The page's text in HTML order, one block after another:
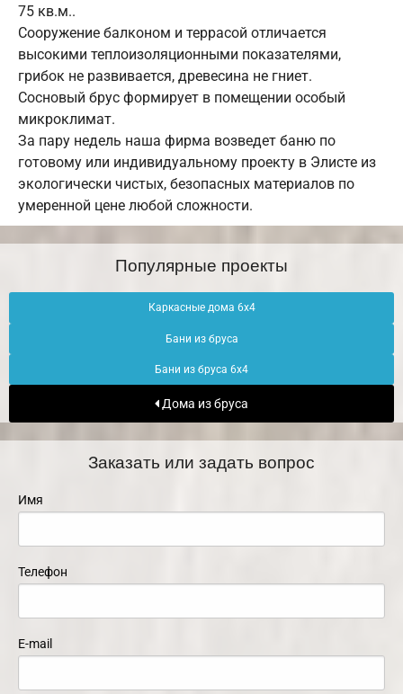
75 кв.м..
Сооружение балконом и террасой отличается
высокими теплоизоляционными показателями,
грибок не развивается, древесина не гниет.
Сосновый брус формирует в помещении особый
микроклимат.
За пару недель наша фирма возведет баню по
готовому или индивидуальному проекту в Элисте из
экологически чистых, безопасных материалов по
умеренной цене любой сложности.
Популярные проекты
Каркасные дома 6х4
Бани из бруса
Бани из бруса 6х4
Дома из бруса
Заказать или задать вопрос
Имя
Телефон
E-mail